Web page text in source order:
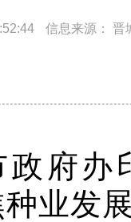
信息来源： 晋
政府办
业发